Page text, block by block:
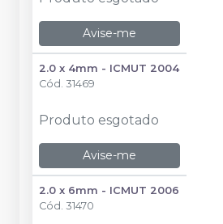
Avise-me
2.0 x 4mm - ICMUT 2004
Cód. 31469
Produto esgotado
Avise-me
2.0 x 6mm - ICMUT 2006
Cód. 31470